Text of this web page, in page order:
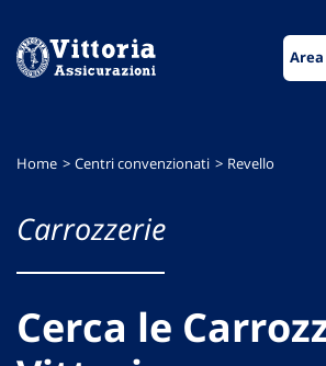
menu
contenuto
footer
Home Centri convenzionati Revello
Carrozzerie
Cerca le